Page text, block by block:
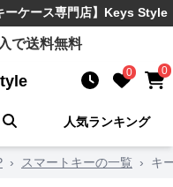
ーケース専門店】Keys Style
で送料無料
0 0
人気ランキング
› スマートキーの一覧 › キ